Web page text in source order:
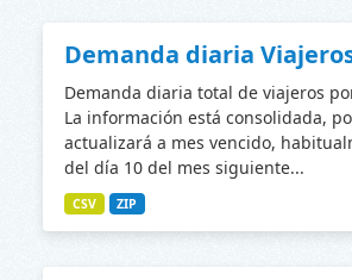
Demanda diaria
Demanda diaria total de viajeros
La información está consolidada,
actualizará a mes vencido,
del día 10 del mes siguiente...
CSV ZIP